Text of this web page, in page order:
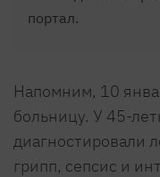
портал.
Напомним, 10
больницу. У 45-
диагностировали
грипп, сепсис и